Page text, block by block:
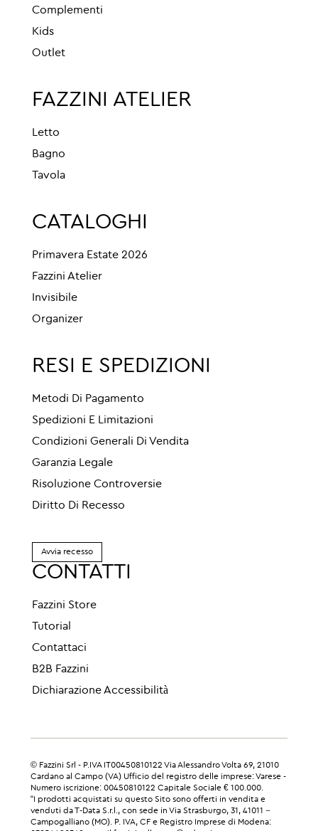
Complementi
Kids
Outlet
FAZZINI ATELIER
Letto
Bagno
Tavola
CATALOGHI
Primavera Estate 2026
Fazzini Atelier
Invisibile
Organizer
RESI E SPEDIZIONI
Metodi Di Pagamento
Spedizioni E Limitazioni
Condizioni Generali Di Vendita
Garanzia Legale
Risoluzione Controversie
Diritto Di Recesso
Avvia recesso
CONTATTI
Fazzini Store
Tutorial
Contattaci
B2B Fazzini
Dichiarazione Accessibilità
© Fazzini Srl - P.IVA IT00450810122 Via Alessandro Volta 69, 21010
Cardano al Campo (VA) Ufficio del registro delle imprese: Varese -
Numero iscrizione: 00450810122 Capitale Sociale € 100.000.
“I prodotti acquistati su questo Sito sono offerti in vendita e
venduti da T-Data S.r.l., con sede in Via Strasburgo, 31, 41011 –
Campogalliano (MO). P. IVA, CF e Registro Imprese di Modena: